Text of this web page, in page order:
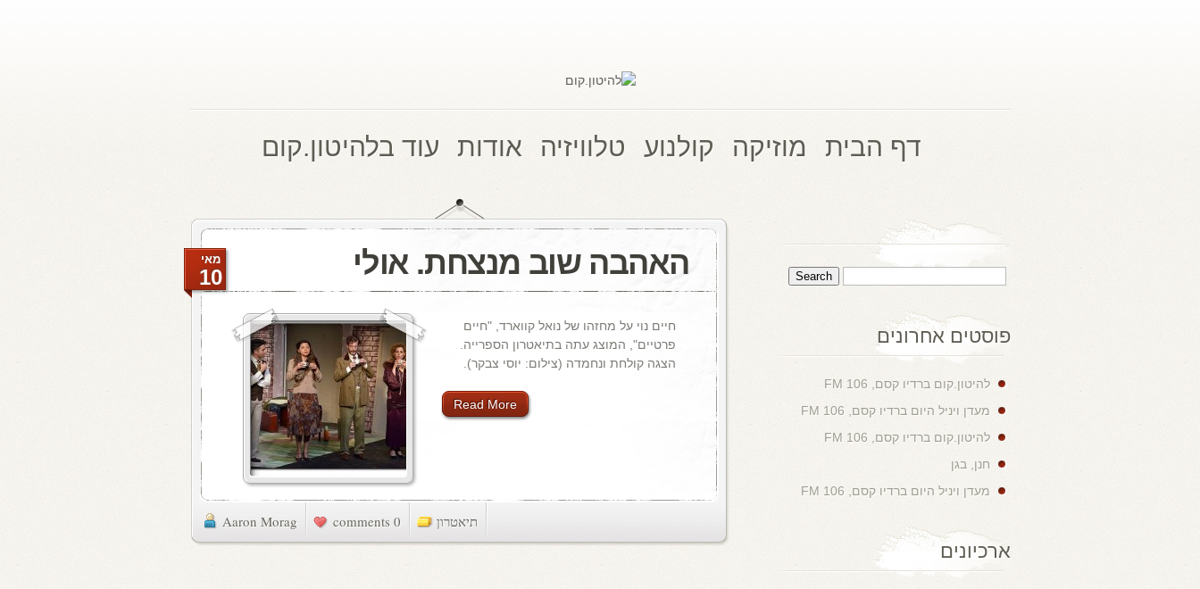
דף הבית מוזיקה קולנוע טלוויזיה אודות עוד בלהיטון.קום
האהבה שוב מנצחת. אולי מאי
10
חיים נוי על מחזהו של נואל קווארד, "חיים
פרטיים", המוצג עתה בתיאטרון הספרייה.
הצגה קולחת ונחמדה (צילום: יוסי צבקר).
Read More
Aaron Morag 0 comments תיאטרון
פוסטים אחרונים
להיטון.קום ברדיו קסם, 106 FM
מעדן ויניל היום ברדיו קסם, 106 FM
להיטון.קום ברדיו קסם, 106 FM
חנן, בגן
מעדן ויניל היום ברדיו קסם, 106 FM
ארכיונים